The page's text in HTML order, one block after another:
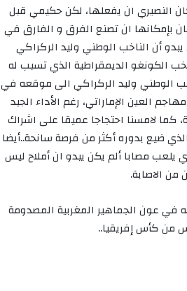
النصيري ان يفعلها، لكن حكيمي قبل
بإمكانها ان تصنع الفرق و الفارق في
أن الناخب الوطني وليد الركراكي
الكونغو الديمقراطية الذي تسبب له
الوطني وليد الركراكي الى موقعه في
العين الإماراتي، رغم الأداء الجيد
كما لامسنا احتجاجا عميقا على اشراك
ضيع بدوره أكثر من فرصة سانحة..أيضا
يلعب مصابا ألم يكن يبدو ان أملاح ليس
الاصابة.
في عون الجماهير المغربية المصدومة
من كأس إفريقيا..